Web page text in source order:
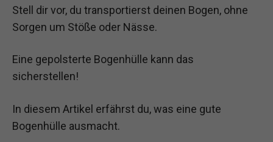
Stell dir vor, du transportierst deinen Bogen, ohne
Sorgen um Stöße oder Nässe.
Eine gepolsterte Bogenhülle kann das
sicherstellen!
In diesem Artikel erfährst du, was eine gute
Bogenhülle ausmacht.